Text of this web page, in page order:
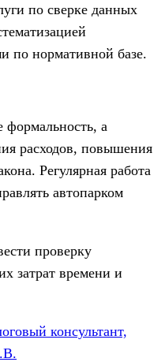
по сверке данных
по нормативной базе.
а
расходов, повышения
Регулярная работа
автопарком
проверку
затрат времени и
консультант,